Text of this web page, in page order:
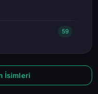
59
İsimleri